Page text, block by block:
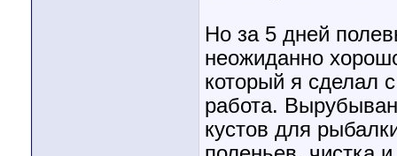
Но за 5 дней
неожиданно
который я сделал
работа.
кустов для